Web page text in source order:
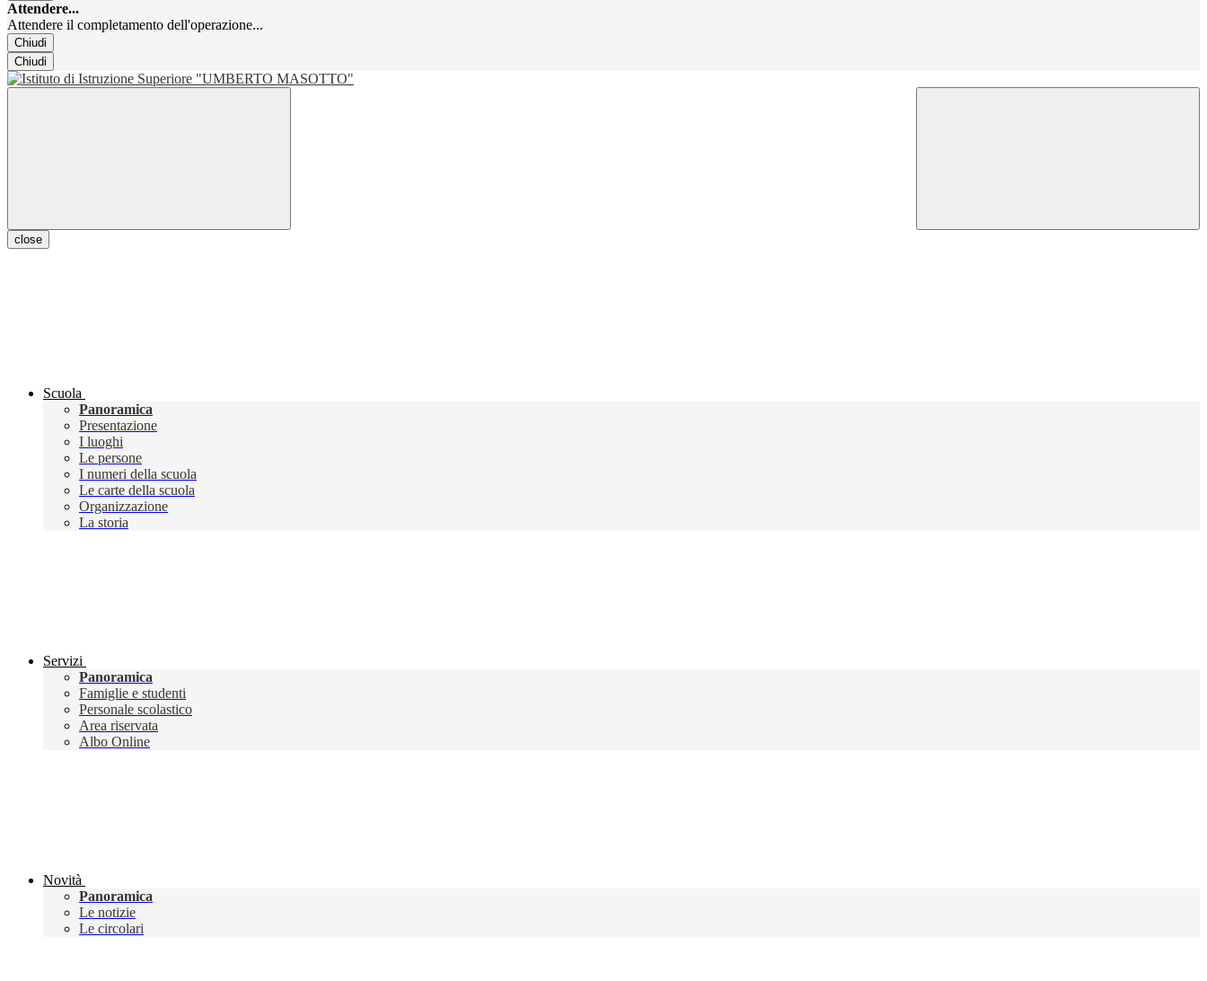
Attendere...
Attendere il completamento dell'operazione...
Chiudi
Chiudi
close
Scuola
Panoramica
Presentazione
I luoghi
Le persone
I numeri della scuola
Le carte della scuola
Organizzazione
La storia
Servizi
Panoramica
Famiglie e studenti
Personale scolastico
Area riservata
Albo Online
Novità
Panoramica
Le notizie
Le circolari